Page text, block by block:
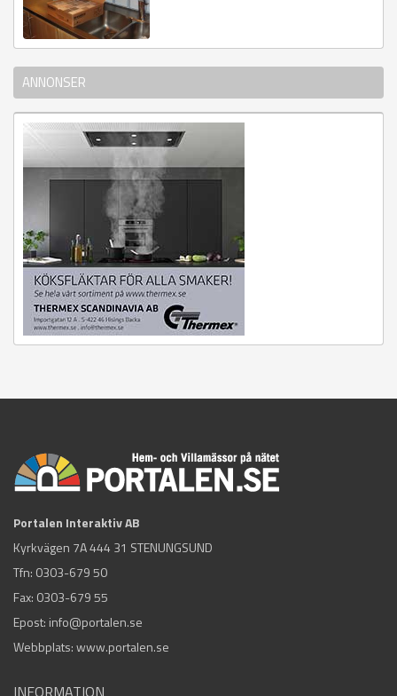
ANNONSER
Portalen Interaktiv AB
Kyrkvägen 7A 444 31 STENUNGSUND
Tfn: 0303-679 50
Fax: 0303-679 55
Epost: info@portalen.se
Webbplats: www.portalen.se